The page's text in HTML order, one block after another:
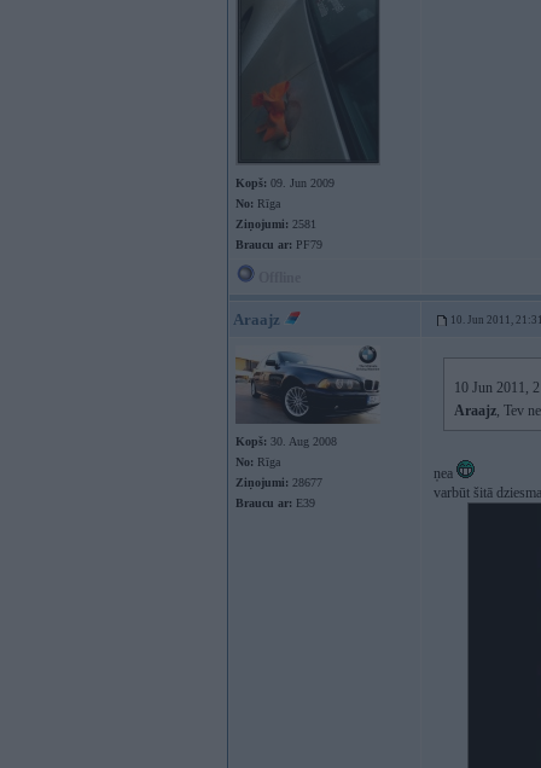
Kopš: 09. Jun 2009
No: Rīga
Ziņojumi: 2581
Braucu ar: PF79
Araajz 10. Jun 2011,
Kopš: 30. Aug 2008
No: Rīga
Ziņojumi: 28677
Braucu ar: E39
10 Jun 2011,
Araajz, Tev
ņea
varbūt šitā